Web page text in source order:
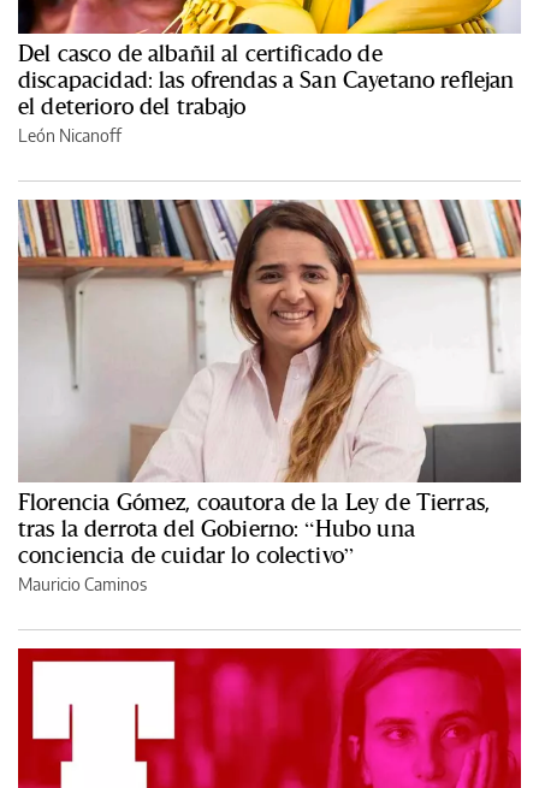
Del casco de albañil al certificado de
discapacidad: las ofrendas a San Cayetano reflejan
el deterioro del trabajo
León Nicanoff
Florencia Gómez, coautora de la Ley de Tierras,
tras la derrota del Gobierno: “Hubo una
conciencia de cuidar lo colectivo”
Mauricio Caminos